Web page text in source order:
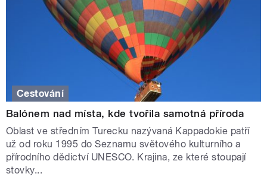
Cestování
Balónem nad místa, kde tvořila samotná příroda
Oblast ve středním Turecku nazývaná Kappadokie patří
už od roku 1995 do Seznamu světového kulturního a
přírodního dědictví UNESCO. Krajina, ze které stoupají
stovky...